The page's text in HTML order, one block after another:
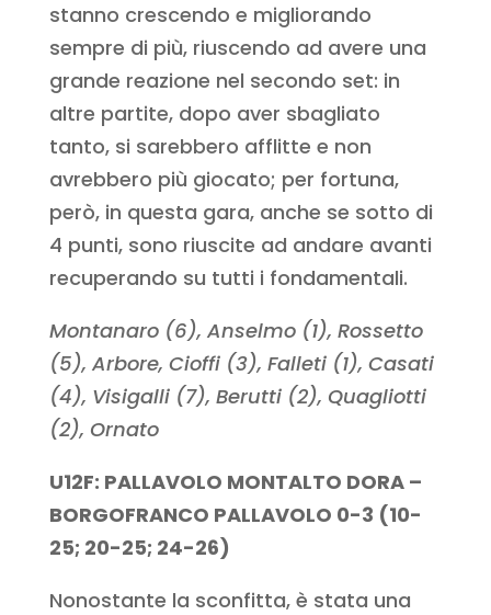
stanno crescendo e migliorando
sempre di più, riuscendo ad avere una
grande reazione nel secondo set: in
altre partite, dopo aver sbagliato
tanto, si sarebbero afflitte e non
avrebbero più giocato; per fortuna,
però, in questa gara, anche se sotto di
4 punti, sono riuscite ad andare avanti
recuperando su tutti i fondamentali.
Montanaro (6), Anselmo (1), Rossetto
(5), Arbore, Cioffi (3), Falleti (1), Casati
(4), Visigalli (7), Berutti (2), Quagliotti
(2), Ornato
U12F: PALLAVOLO MONTALTO DORA –
BORGOFRANCO PALLAVOLO 0-3 (10-
25; 20-25; 24-26)
Nonostante la sconfitta, è stata una